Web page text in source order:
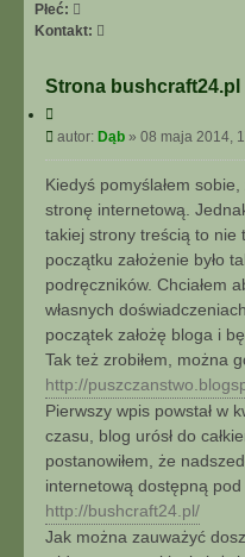
A
A
N
S
W
A
N
E
Płeć:
Kontakt:
n
a
k
t
s
i
ę
z
D
Strona bushcraft24.pl
y
j
P
o
s
autor: Dąb » 08 maja 2014,
Kiedyś pomyślałem
stronę internetową.
takiej strony treścią to nie
początku założenie było
podręczników. Chciałem
własnych
początek założę bloga i
Tak też zrobiłem, można
http://
Pierwszy wpis powstał w
czasu, blog urósł do
postanowiłem, że
internetową dostępną
http://bushcraft24.pl/
Jak można zauważyć